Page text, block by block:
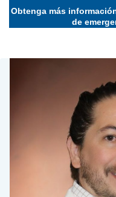
Obtenga más
de